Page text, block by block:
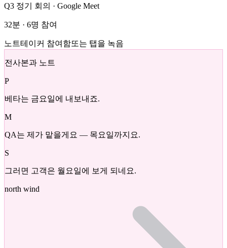
Q3 정기 회의 · Google Meet
32분 · 6명 참여
노트테이커 참여함또는 탭을 녹음
전사본과 노트
P
베타는 금요일에 내보내죠.
M
QA는 제가 맡을게요 — 목요일까지요.
S
그러면 고객은 월요일에 보게 되네요.
north wind